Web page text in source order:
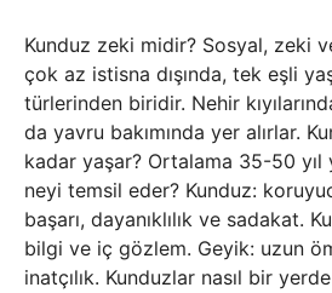
Kunduz zeki midir? Sosyal, zeki
çok az istisna dışında, tek eşli
türlerinden biridir. Nehir
da yavru bakımında yer alırlar.
kadar yaşar? Ortalama 35-50 yıl
neyi temsil eder? Kunduz:
başarı, dayanıklılık ve sadakat.
bilgi ve iç gözlem. Geyik: uzun
inatçılık. Kunduzlar nasıl bir